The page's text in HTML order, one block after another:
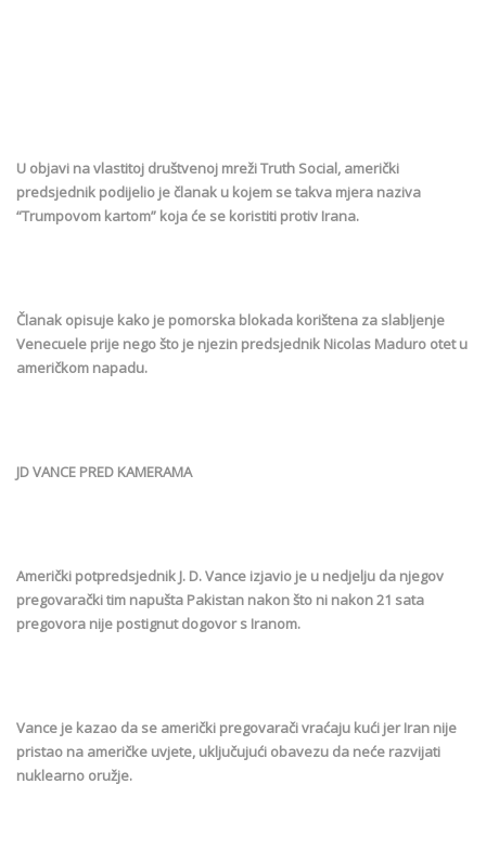
U objavi na vlastitoj društvenoj mreži Truth Social, američki
predsjednik podijelio je članak u kojem se takva mjera naziva
“Trumpovom kartom” koja će se koristiti protiv Irana.
Članak opisuje kako je pomorska blokada korištena za slabljenje
Venecuele prije nego što je njezin predsjednik Nicolas Maduro otet u
američkom napadu.
JD VANCE PRED KAMERAMA
Američki potpredsjednik J. D. Vance izjavio je u nedjelju da njegov
pregovarački tim napušta Pakistan nakon što ni nakon 21 sata
pregovora nije postignut dogovor s Iranom.
Vance je kazao da se američki pregovarači vraćaju kući jer Iran nije
pristao na američke uvjete, uključujući obavezu da neće razvijati
nuklearno oružje.